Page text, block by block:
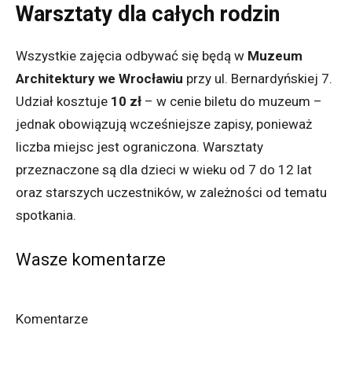
Warsztaty dla całych rodzin
Wszystkie zajęcia odbywać się będą w Muzeum
Architektury we Wrocławiu przy ul. Bernardyńskiej 7.
Udział kosztuje 10 zł – w cenie biletu do muzeum –
jednak obowiązują wcześniejsze zapisy, ponieważ
liczba miejsc jest ograniczona. Warsztaty
przeznaczone są dla dzieci w wieku od 7 do 12 lat
oraz starszych uczestników, w zależności od tematu
spotkania.
Wasze komentarze
Komentarze